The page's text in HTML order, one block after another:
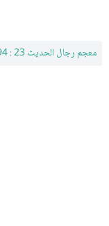
معجم رجال الحديث 23 : 194